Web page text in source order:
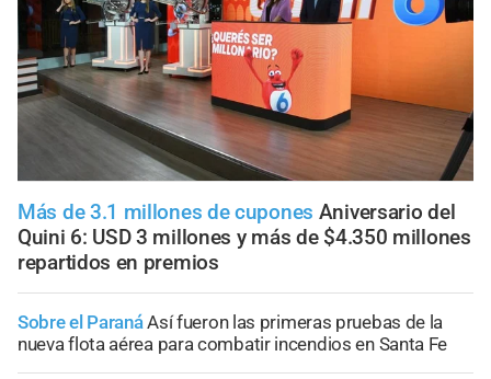
Más de 3.1 millones de cupones Aniversario del
Quini 6: USD 3 millones y más de $4.350 millones
repartidos en premios
Sobre el ParanáAsí fueron las primeras pruebas de la
nueva flota aérea para combatir incendios en Santa Fe